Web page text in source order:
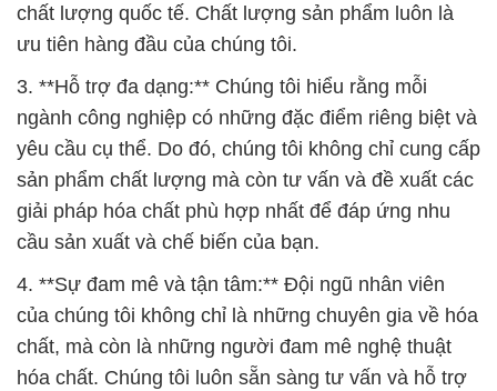
chất lượng quốc tế. Chất lượng sản phẩm luôn là
ưu tiên hàng đầu của chúng tôi.
3. **Hỗ trợ đa dạng:** Chúng tôi hiểu rằng mỗi
ngành công nghiệp có những đặc điểm riêng biệt và
yêu cầu cụ thể. Do đó, chúng tôi không chỉ cung cấp
sản phẩm chất lượng mà còn tư vấn và đề xuất các
giải pháp hóa chất phù hợp nhất để đáp ứng nhu
cầu sản xuất và chế biến của bạn.
4. **Sự đam mê và tận tâm:** Đội ngũ nhân viên
của chúng tôi không chỉ là những chuyên gia về hóa
chất, mà còn là những người đam mê nghệ thuật
hóa chất. Chúng tôi luôn sẵn sàng tư vấn và hỗ trợ